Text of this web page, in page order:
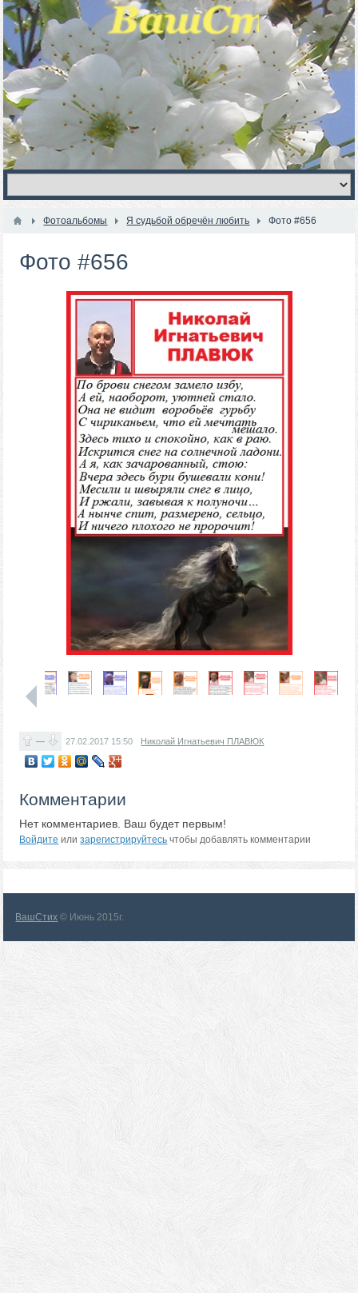
Фотоальбомы Я судьбой обречён любить Фото #656
Фото #656
— 27.02.2017 15:50 Николай Игнатьевич ПЛАВЮК
Комментарии
Нет комментариев. Ваш будет первым!
Войдите илизарегистрируйтесь чтобы добавлять комментарии
ВашСтих © Июнь 2015г.